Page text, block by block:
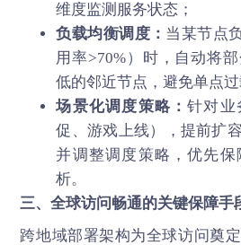
维度监测服务状态；
负载均衡调度： 当某节点
用率>70%）时，自动将
低的邻近节点，避免单点过
场景化调度策略：针对业
促、游戏上线），提前扩
并调整调度策略，优先
析。
三、全球访问畅通的关键保障手
跨地域部署架构为全球访问奠